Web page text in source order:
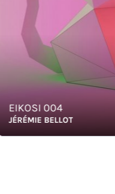
004
BELLOT